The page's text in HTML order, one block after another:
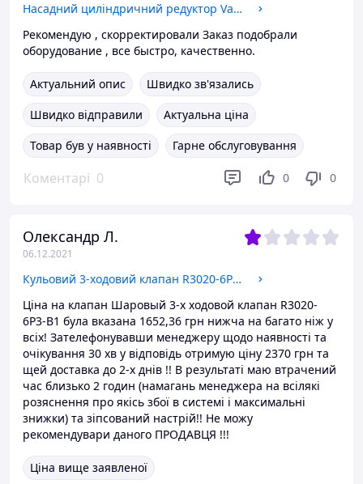
Насадний циліндричний редуктор Varvel SRN 32 B3 H1 AC35
Рекомендую , скорректировали Заказ подобрали
оборудование , все быстро, качественно.
Актуальний опис
Швидко зв'язались
Швидко відправили
Актуальна ціна
Товар був у наявності
Гарне обслуговування
Коментарі 0 0 0
Олександр Л.
06.12.2021
Кульовий 3-ходовий клапан R3020-6P3-B1
Ціна на клапан Шаровый 3-х ходовой клапан R3020-
6P3-B1 була вказана 1652,36 грн нижча на багато ніж у
всіх! Зателефонувавши менеджеру щодо наявності та
очікування 30 хв у відповідь отримую ціну 2370 грн та
щей доставка до 2-х днів !! В результаті маю втрачений
час близько 2 годин (намагань менеджера на всілякі
розяснення про якісь збої в системі і максимальні
знижки) та зіпсований настрій!! Не можу
рекомендувари даного ПРОДАВЦЯ !!!
Ціна вище заявленої